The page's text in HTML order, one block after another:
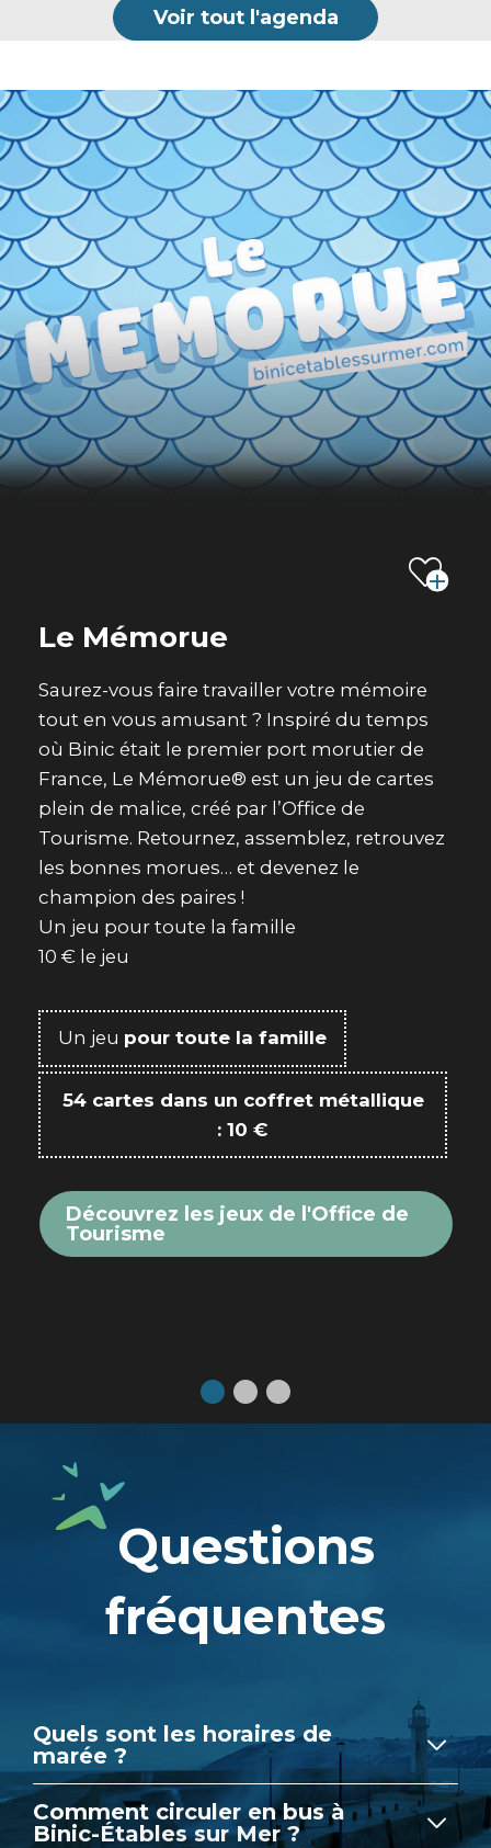
Voir tout l'agenda
Le Mémorue
Saurez-vous faire travailler votre mémoire
tout en vous amusant ? Inspiré du temps
où Binic était le premier port morutier de
France, Le Mémorue® est un jeu de cartes
plein de malice, créé par l’Office de
Tourisme. Retournez, assemblez, retrouvez
les bonnes morues… et devenez le
champion des paires !
Un jeu pour toute la famille
10 € le jeu
Un jeu pour toute la famille
54 cartes dans un coffret métallique
: 10 €
Découvrez les jeux de l'Office de
Tourisme
Questions
fréquentes
Quels sont les horaires de
marée ?
Comment circuler en bus à
Binic-Étables sur Mer ?